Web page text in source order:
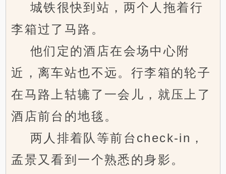
城铁很快到站，两个人拖着行
李箱过了马路。
他们定的酒店在会场中心附
近，离车站也不远。行李箱的轮子
在马路上轱辘了一会儿，就压上了
酒店前台的地毯。
两人排着队等前台check-in，
孟景又看到一个熟悉的身影。